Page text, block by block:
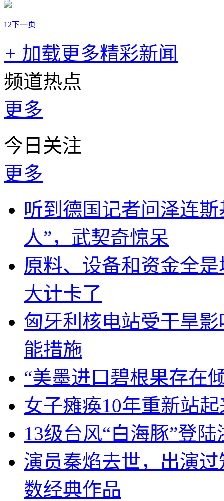
1 2下一页
+ 加载更多精彩新闻
频道热点
更多
今日关注
更多
听到德国记者问泽连
人”，武契奇惊呆
原料、设备和资金全
大计卡了
匈牙利核电站受干旱
能措施
“美墨进口碧根果存在
女子瘫痪10年重新站
13级台风“白海豚”登
演员秦焰去世，出演
数经典作品